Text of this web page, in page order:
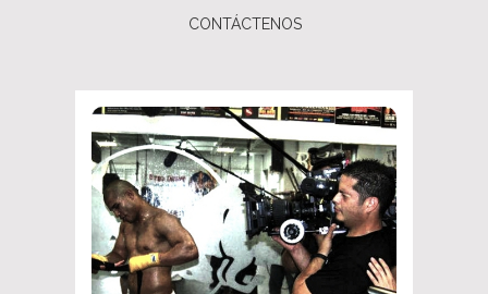
CONTÁCTENOS